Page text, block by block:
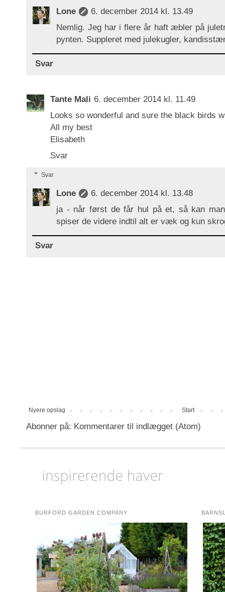
Lone
6. december 2014 kl. 13.49
Nemlig. Jeg har i flere år haft æbler på
pynten. Suppleret med julekugler,
Svar
Tante Mali 6. december 2014 kl. 11.49
Looks so wonderful and sure the black birds
All my best
Elisabeth
Svar
Svar
Lone
6. december 2014 kl. 13.48
ja - når først de får hul på et, så kan
spiser de videre indtil alt er væk og kun
Svar
Nyere opslag Start
Abonner på: Kommentarer til indlægget (Atom)
BURFORD GARDEN COMPANY